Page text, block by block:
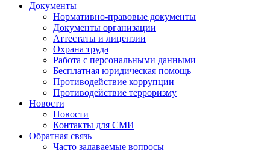
Документы
Нормативно-правовые документы
Документы организации
Аттестаты и лицензии
Охрана труда
Работа с персональными данными
Бесплатная юридическая помощь
Противодействие коррупции
Противодействие терроризму
Новости
Новости
Контакты для СМИ
Обратная связь
Часто задаваемые вопросы